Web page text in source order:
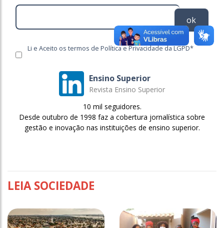
ok
Li e Aceito os termos de Política e Privacidade da LGPD*
Ensino Superior
Revista Ensino Superior
10 mil seguidores.
Desde outubro de 1998 faz a cobertura jornalística sobre
gestão e inovação nas instituições de ensino superior.
LEIA SOCIEDADE